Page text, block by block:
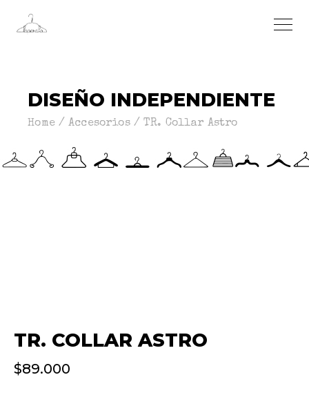
DISEÑO INDEPENDIENTE
Home Accesorios TR. Collar Astro
TR. COLLAR ASTRO
$89.000